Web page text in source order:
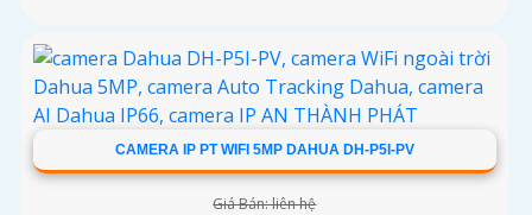
CAMERA IP PT WIFI 5MP DAHUA DH-P5I-PV
Giá Bán: liên hệ